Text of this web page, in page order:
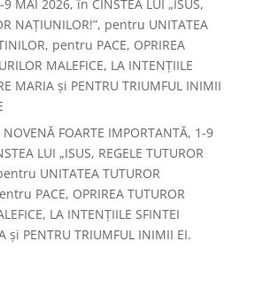
MAI 2026, în CINSTEA LUI „ISUS,
NAȚIUNILOR!”, pentru UNITATEA
pentru PACE, OPRIREA
MALEFICE, LA INTENȚIILE
MARIA și PENTRU TRIUMFUL INIMII
NOVENĂ FOARTE IMPORTANTĂ, 1-9
LUI „ISUS, REGELE TUTUROR
UNITATEA TUTUROR
PACE, OPRIREA TUTUROR
LA INTENȚIILE SFINTEI
și PENTRU TRIUMFUL INIMII EI.